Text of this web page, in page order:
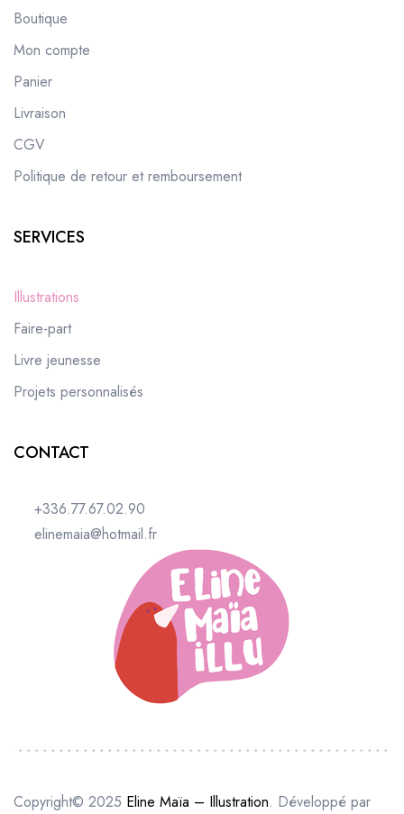
Boutique
Mon compte
Panier
Livraison
CGV
Politique de retour et remboursement
SERVICES
Illustrations
Faire-part
Livre jeunesse
Projets personnalisés
CONTACT
+336.77.67.02.90
elinemaia@hotmail.fr
Copyright© 2025 Eline Maïa – Illustration. Développé par